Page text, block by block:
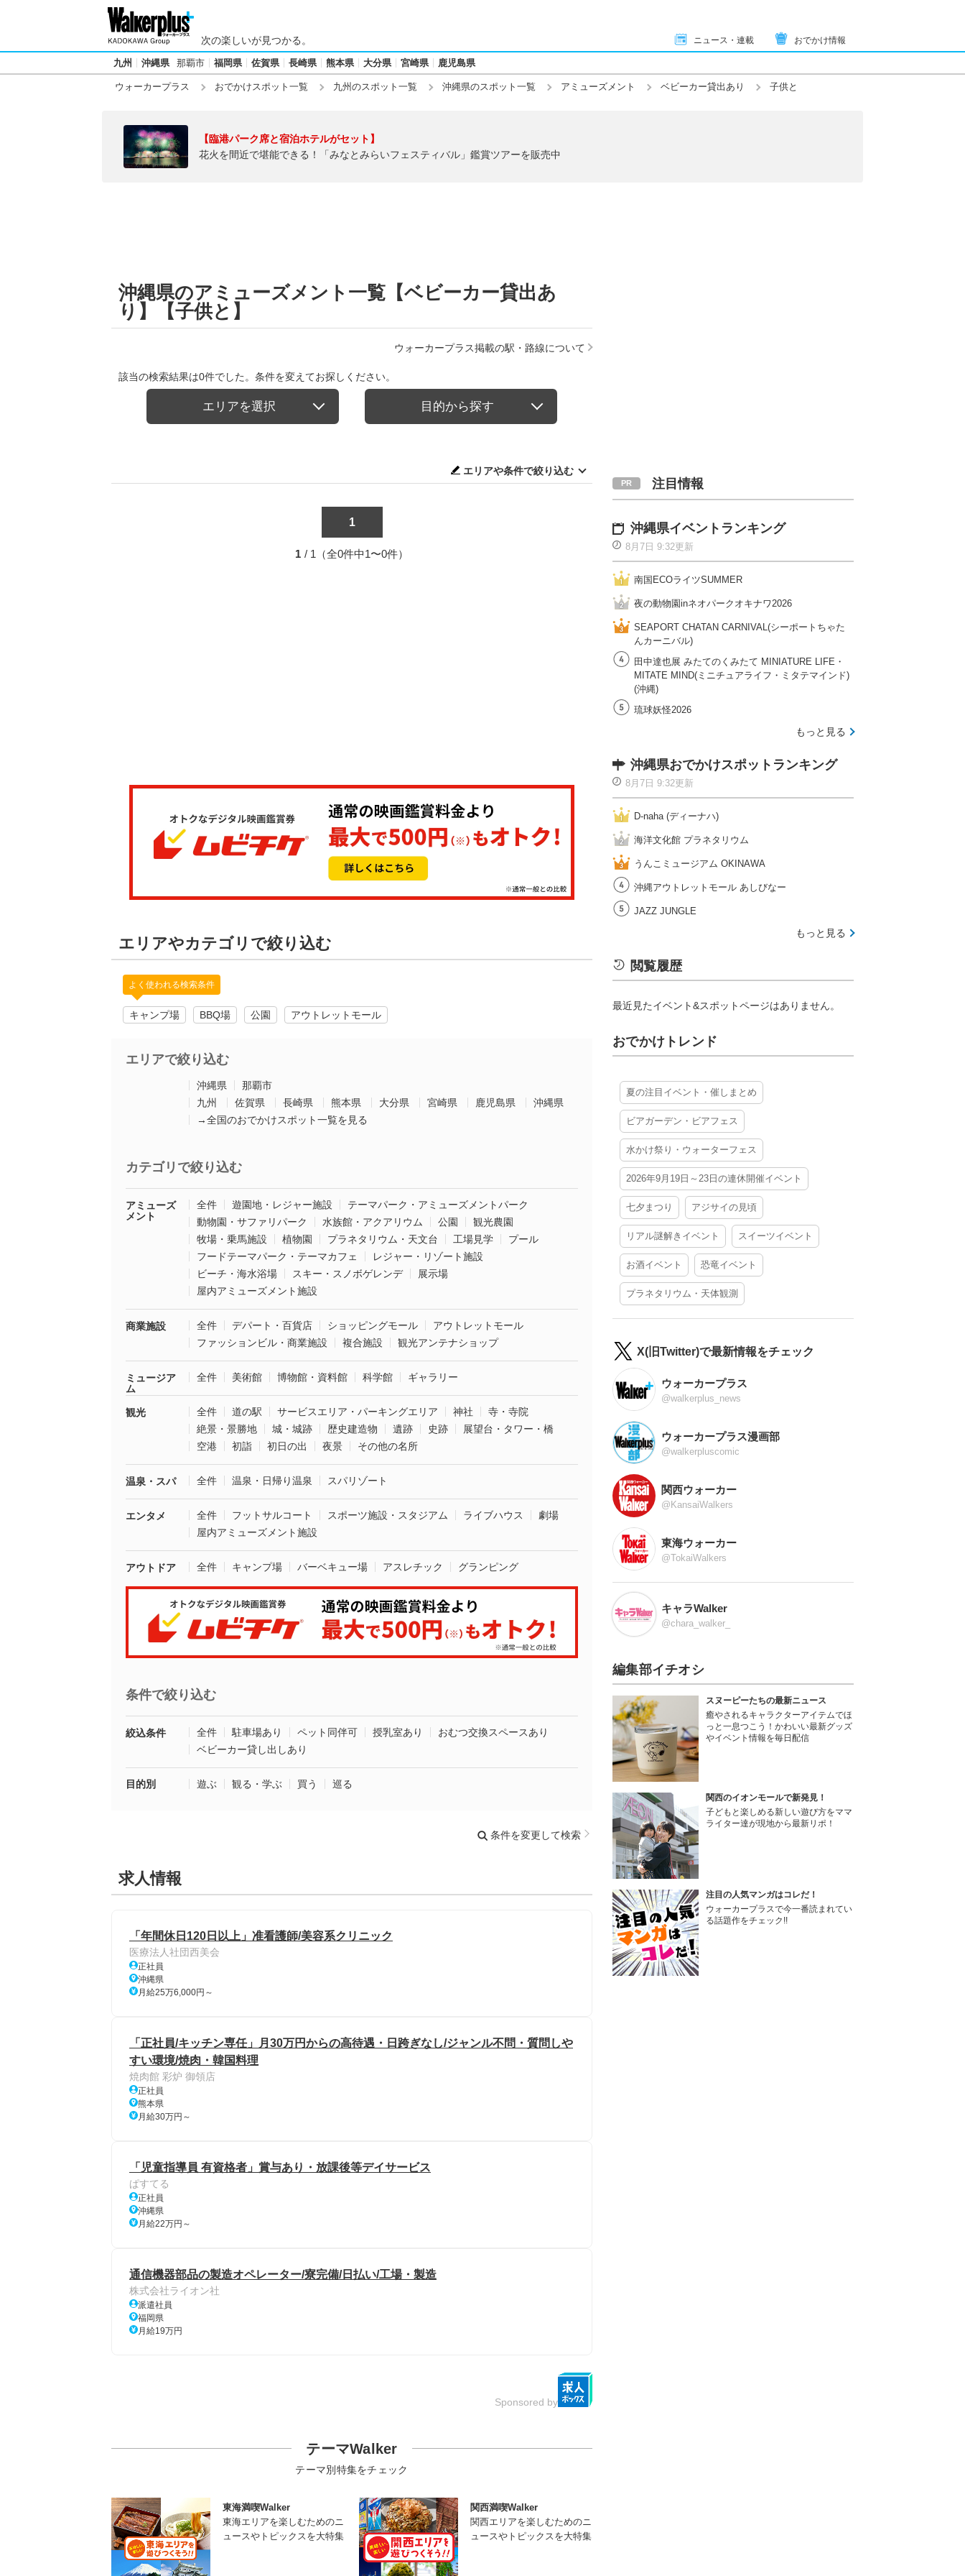
次の楽しいが見つかる。 ニュース・連載 おでかけ情報
九州 沖縄県 那覇市 福岡県 佐賀県 長崎県 熊本県 大分県 宮崎県 鹿児島県
ウォーカープラス おでかけスポット一覧 九州のスポット一覧 沖縄県のスポット一覧 アミューズメント ベビーカー貸出あり 子供と
【臨港パーク席と宿泊ホテルがセット】
花火を間近で堪能できる！「みなとみらいフェスティバル」鑑賞ツアーを販売中
沖縄県のアミューズメント一覧【ベビーカー貸出あ
り】【子供と】
ウォーカープラス掲載の駅・路線について
該当の検索結果は0件でした。条件を変えてお探しください。
エリアを選択 目的から探す
エリアや条件で絞り込む
1
1 / 1（全0件中1〜0件）
エリアやカテゴリで絞り込む
よく使われる検索条件
キャンプ場 BBQ場 公園 アウトレットモール
エリアで絞り込む
沖縄県
那覇市
九州
佐賀県 長崎県 熊本県 大分県 宮崎県 鹿児島県
沖縄県
→全国のおでかけスポット一覧を見る
カテゴリで絞り込む
アミューズ
メント
全件 遊園地・レジャー施設
テーマパーク・アミューズメントパーク
動物園・サファリパーク
水族館・アクアリウム 公園
観光農園
牧場・乗馬施設
植物園 プラネタリウム・天文台 工場見学
プール
フードテーマパーク・テーマカフェ
レジャー・リゾート施設
ビーチ・海水浴場
スキー・スノボゲレンデ
展示場
屋内アミューズメント施設
商業施設 全件 デパート・百貨店 ショッピングモール
アウトレットモール
ファッションビル・商業施設
複合施設 観光アンテナショップ
ミュージア
ム
全件 美術館 博物館・資料館 科学館 ギャラリー
観光 全件 道の駅 サービスエリア・パーキングエリア 神社
寺・寺院
絶景・景勝地
城・城跡 歴史建造物 遺跡 史跡
展望台・タワー・橋
空港
初詣 初日の出 夜景 その他の名所
温泉・スパ 全件 温泉・日帰り温泉 スパリゾート
エンタメ 全件 フットサルコート スポーツ施設・スタジアム ライブハウス
劇場
屋内アミューズメント施設
アウトドア 全件 キャンプ場 バーベキュー場 アスレチック グランピング
条件で絞り込む
絞込条件 全件 駐車場あり ペット同伴可 授乳室あり
おむつ交換スペースあり
ベビーカー貸し出しあり
目的別 遊ぶ 観る・学ぶ 買う 巡る
条件を変更して検索
求人情報
「年間休日120日以上」准看護師/美容系クリニック
医療法人社団西美会
正社員
沖縄県
月給25万6,000円～
「正社員/キッチン専任」月30万円からの高待遇・日跨ぎなし/ジャンル不問・質問しや
すい環境/焼肉・韓国料理
焼肉館 彩炉 御領店
正社員
熊本県
月給30万円～
「児童指導員 有資格者」賞与あり・放課後等デイサービス
ぱすてる
正社員
沖縄県
月給22万円～
通信機器部品の製造オペレーター/寮完備/日払い/工場・製造
株式会社ライオン社
派遣社員
福岡県
月給19万円
Sponsored by
テーマWalker
テーマ別特集をチェック
東海満喫Walker
東海エリアを楽しむためのニ
ュースやトピックスを大特集
関西満喫Walker
関西エリアを楽しむためのニ
ュースやトピックスを大特集
注目情報
沖縄県イベントランキング
8月7日 9:32更新
南国ECOライツSUMMER
夜の動物園inネオパークオキナワ2026
SEAPORT CHATAN CARNIVAL(シーポートちゃた
んカーニバル)
田中達也展 みたてのくみたて MINIATURE LIFE・
MITATE MIND(ミニチュアライフ・ミタテマインド)
(沖縄)
琉球妖怪2026
もっと見る
沖縄県おでかけスポットランキング
8月7日 9:32更新
D-naha (ディーナハ)
海洋文化館 プラネタリウム
うんこミュージアム OKINAWA
沖縄アウトレットモール あしびなー
JAZZ JUNGLE
もっと見る
閲覧履歴
最近見たイベント&スポットページはありません。
おでかけトレンド
夏の注目イベント・催しまとめ
ビアガーデン・ビアフェス
水かけ祭り・ウォーターフェス
2026年9月19日～23日の連休開催イベント
七夕まつり アジサイの見頃
リアル謎解きイベント スイーツイベント
お酒イベント 恐竜イベント
プラネタリウム・天体観測
X(旧Twitter)で最新情報をチェック
ウォーカープラス
@walkerplus_news
ウォーカープラス漫画部
@walkerpluscomic
関西ウォーカー
@KansaiWalkers
東海ウォーカー
@TokaiWalkers
キャラWalker
@chara_walker_
編集部イチオシ
スヌーピーたちの最新ニュース
癒やされるキャラクターアイテムでほ
っと一息つこう！かわいい最新グッズ
やイベント情報を毎日配信
関西のイオンモールで新発見！
子どもと楽しめる新しい遊び方をママ
ライター達が現地から最新リポ！
注目の人気マンガはコレだ！
ウォーカープラスで今一番読まれてい
る話題作をチェック!!